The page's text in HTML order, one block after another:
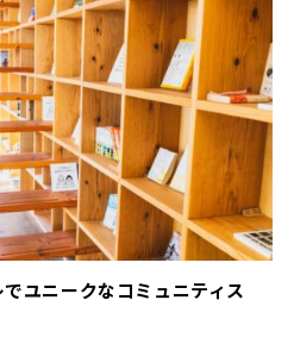
ユニークなコミュニティス